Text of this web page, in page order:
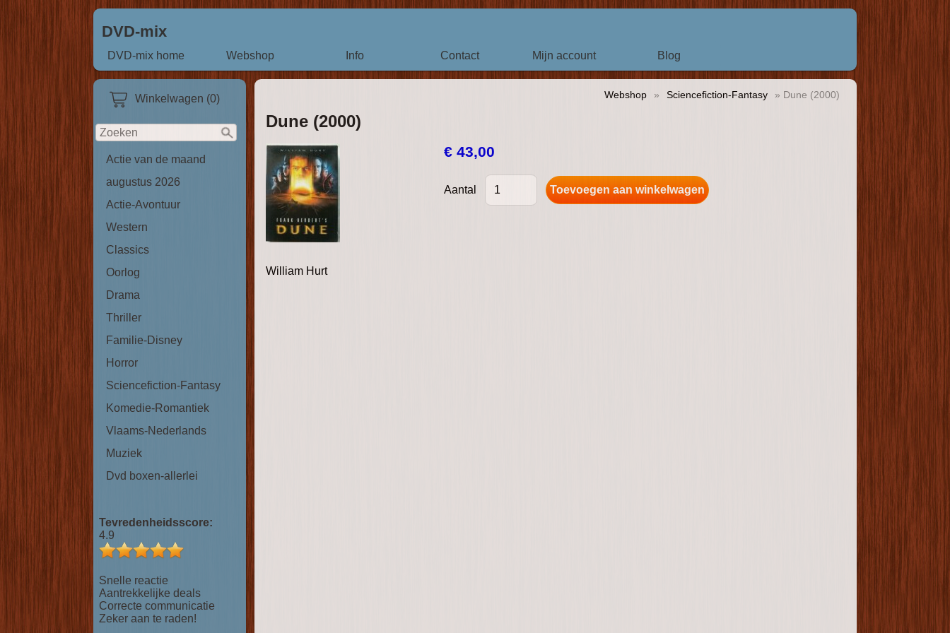
DVD-mix
DVD-mix home Webshop Info Contact Mijn account Blog
Winkelwagen (0)
Actie van de maand
augustus 2026
Actie-Avontuur
Western
Classics
Oorlog
Drama
Thriller
Familie-Disney
Horror
Sciencefiction-Fantasy
Komedie-Romantiek
Vlaams-Nederlands
Muziek
Dvd boxen-allerlei
Tevredenheidsscore:
4.9
Snelle reactie
Aantrekkelijke deals
Correcte communicatie
Zeker aan te raden!
Webshop » Sciencefiction-Fantasy » Dune (2000)
Dune (2000)
€ 43,00
Aantal
William Hurt